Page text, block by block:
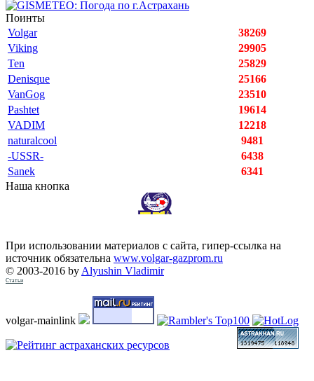
Поинты
Volgar
38269
Viking
29905
Ten
25829
Denisque
25166
VanGog
23510
Pashtet
19614
VADIM
12218
naturalcool
9481
-USSR-
6438
Sanek
6341
Наша кнопка
При использовании материалов с сайта, гипер-ссылка на
источник обязательна www.volgar-gazprom.ru
© 2003-2016 by Alyushin Vladimir
Статьи
volgar-mainlink